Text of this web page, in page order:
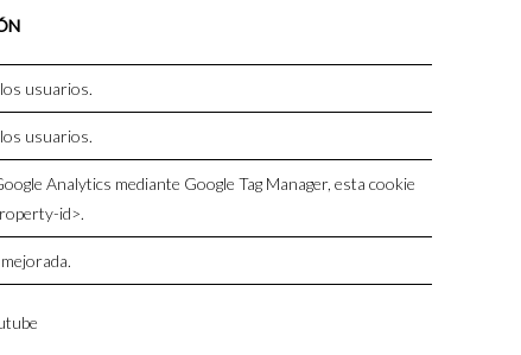
usuarios.
usuarios.
Analytics mediante Google Tag Manager, esta cookie
id>.